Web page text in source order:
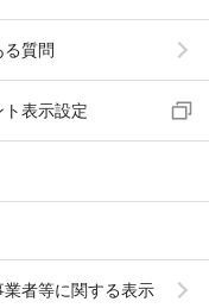
る質問
ト表示設定
業者等に関する表示